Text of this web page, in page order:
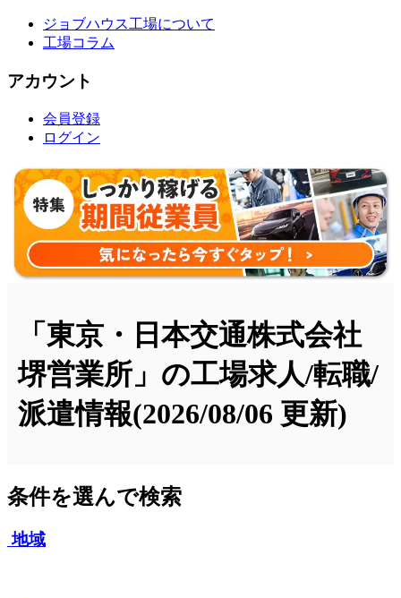
ジョブハウス工場について
工場コラム
アカウント
会員登録
ログイン
「東京・日本交通株式会社
堺営業所」の工場求人/転職/
派遣情報(2026/08/06 更新)
条件を選んで検索
地域